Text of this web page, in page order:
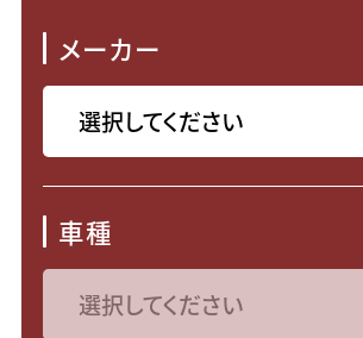
メーカー
車種